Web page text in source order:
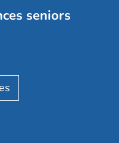
seniors